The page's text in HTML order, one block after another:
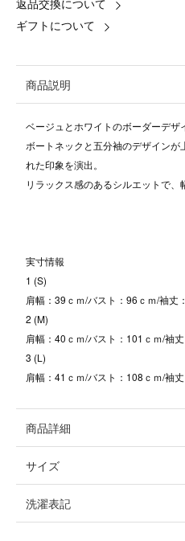
返品交換について
ギフトについて
商品説明
ベージュとホワイトのボーダーデザ
ボートネックと五分袖のデザイン
れた印象を演出。
リラックス感のあるシルエットで、
実寸情報
1 (S)
肩幅：39ｃｍ/バスト：96ｃｍ/袖丈
2 (M)
肩幅：40ｃｍ/バスト：101ｃｍ/袖
3 (L)
肩幅：41ｃｍ/バスト：108ｃｍ/袖
商品詳細
サイズ
洗濯表記